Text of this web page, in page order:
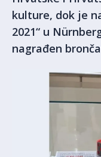
kulture, dok je
2021“ u
nagrađen